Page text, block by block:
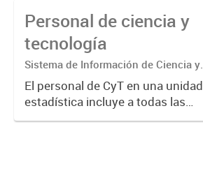
Personal de ciencia y
tecnología
Sistema de Información de Ciencia y
Tecnología Argentino (SICYTAR)
El personal de CyT en una unidad
estadística incluye a todas las
personas involucradas